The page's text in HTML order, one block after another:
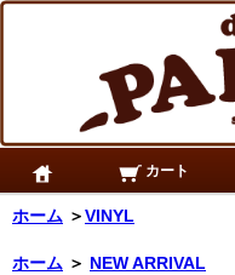
カート
ホーム ＞VINYL
ホーム ＞ NEW ARRIVAL